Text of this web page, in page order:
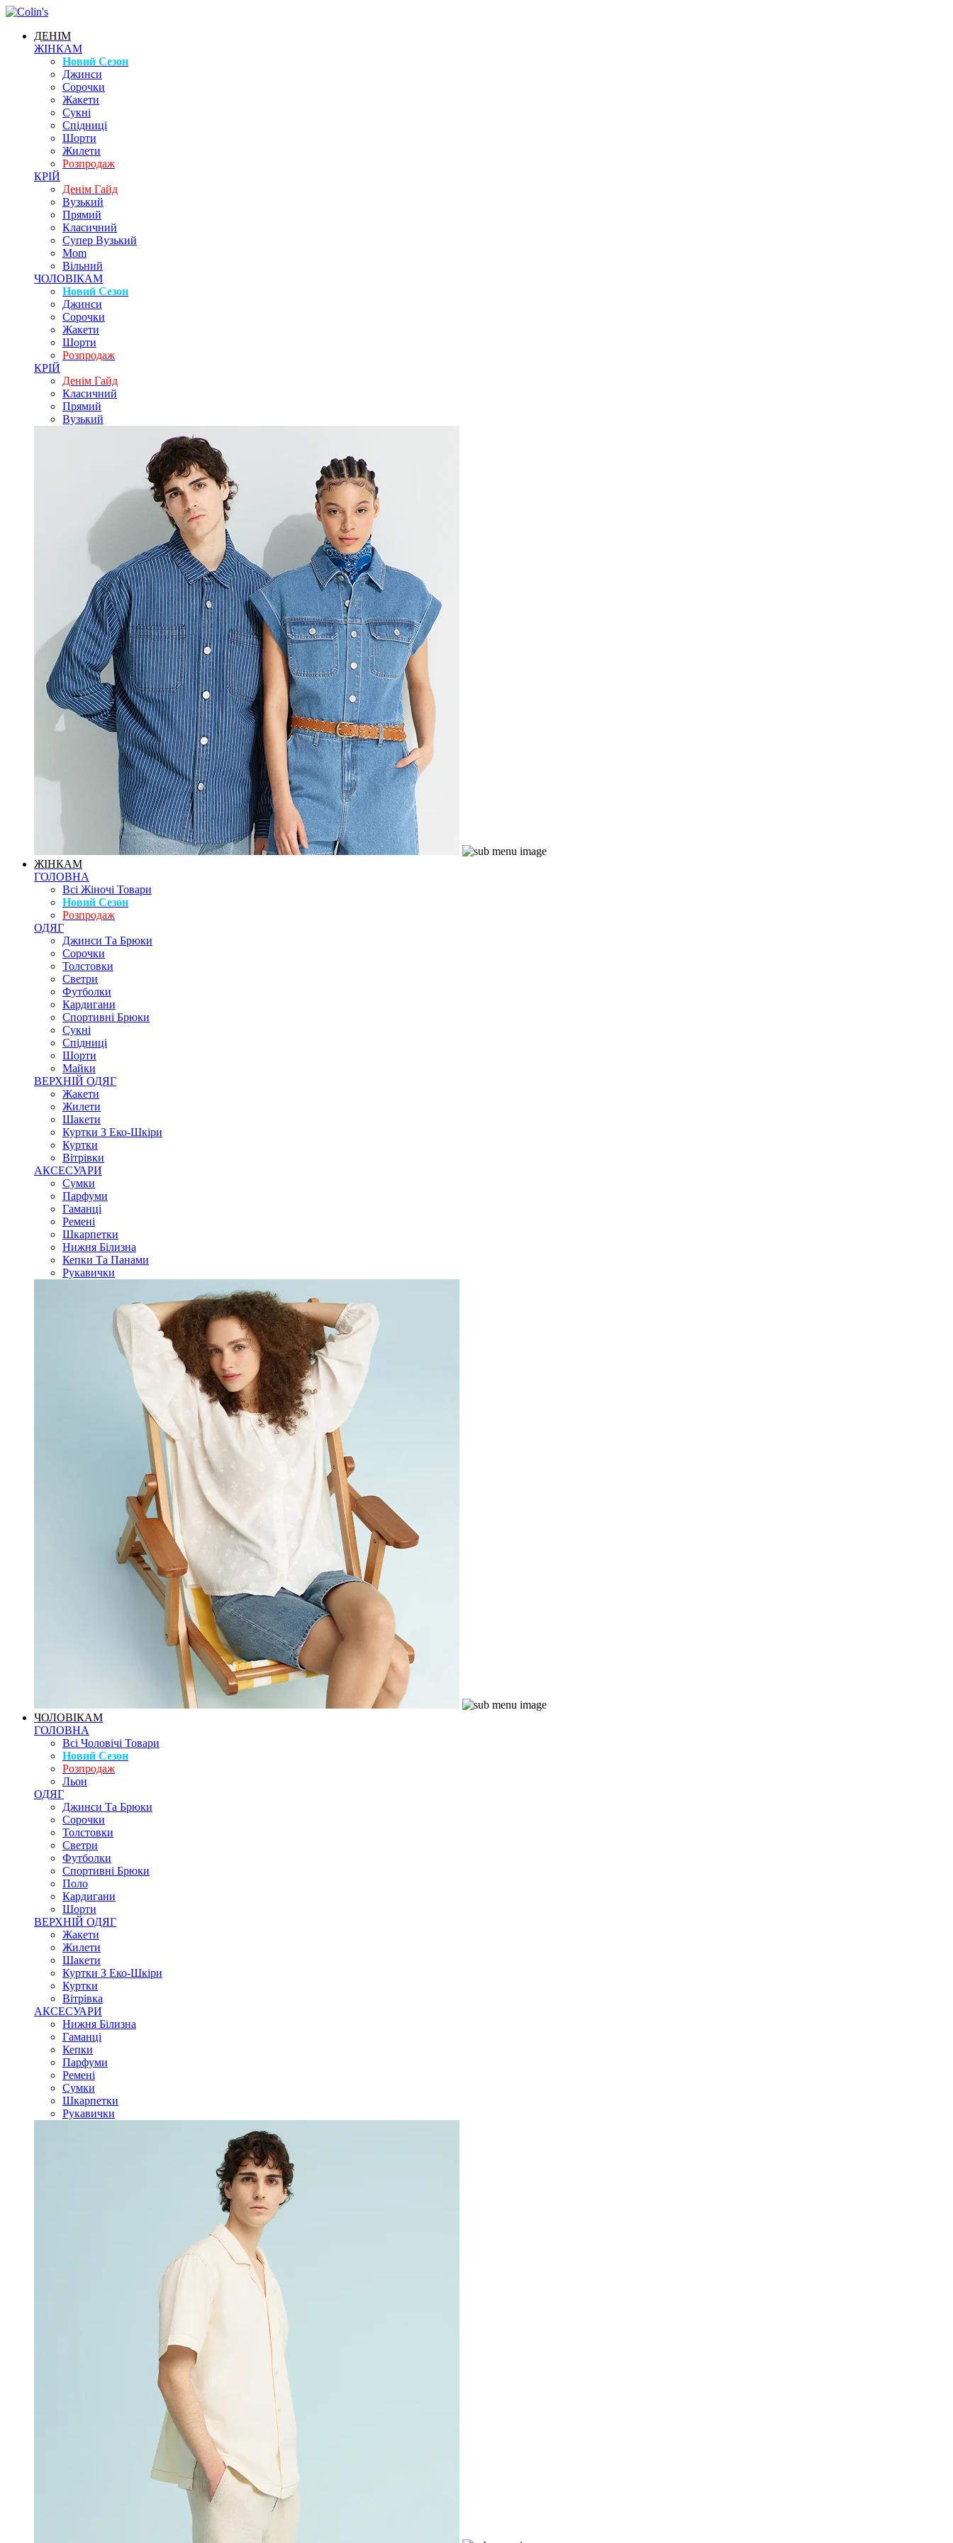
ДЕНІМ
ЖІНКАМ
Новий Сезон
Джинси
Сорочки
Жакети
Сукні
Спідниці
Шорти
Жилети
Розпродаж
КРІЙ
Денім Гайд
Вузький
Прямий
Класичний
Супер Вузький
Mom
Вільний
ЧОЛОВІКАМ
Новий Сезон
Джинси
Сорочки
Жакети
Шорти
Розпродаж
КРІЙ
Денім Гайд
Класичний
Прямий
Вузький
ЖІНКАМ
ГОЛОВНА
Всі Жіночі Товари
Новий Сезон
Розпродаж
ОДЯГ
Джинси Та Брюки
Сорочки
Толстовки
Светри
Футболки
Кардигани
Спортивні Брюки
Сукні
Спідниці
Шорти
Майки
ВЕРХНІЙ ОДЯГ
Жакети
Жилети
Шакети
Куртки З Еко-Шкіри
Куртки
Вітрівки
АКСЕСУАРИ
Сумки
Парфуми
Гаманці
Ремені
Шкарпетки
Нижня Білизна
Кепки Та Панами
Рукавички
ЧОЛОВІКАМ
ГОЛОВНА
Всі Чоловічі Товари
Новий Сезон
Розпродаж
Льон
ОДЯГ
Джинси Та Брюки
Сорочки
Толстовки
Светри
Футболки
Спортивні Брюки
Поло
Кардигани
Шорти
ВЕРХНІЙ ОДЯГ
Жакети
Жилети
Шакети
Куртки З Еко-Шкіри
Куртки
Вітрівка
АКСЕСУАРИ
Нижня Білизна
Гаманці
Кепки
Парфуми
Ремені
Сумки
Шкарпетки
Рукавички